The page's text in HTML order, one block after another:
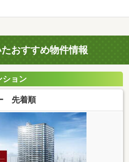
おすすめ物件情報
ション
先着順